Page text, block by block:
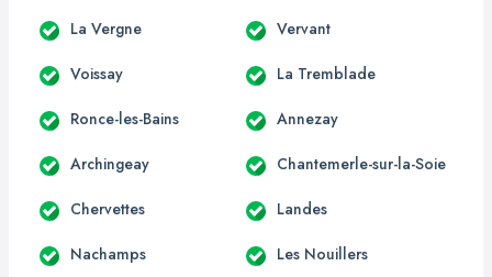
La Vergne Vervant
Voissay La Tremblade
Ronce-les-Bains Annezay
Archingeay Chantemerle-sur-la-Soie
Chervettes Landes
Nachamps Les Nouillers